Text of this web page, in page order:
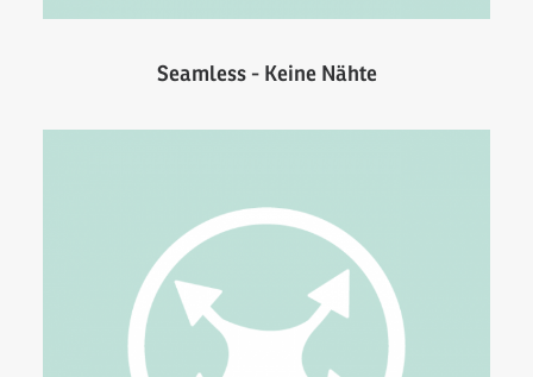
Seamless - Keine Nähte